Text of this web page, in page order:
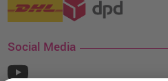
Social Media